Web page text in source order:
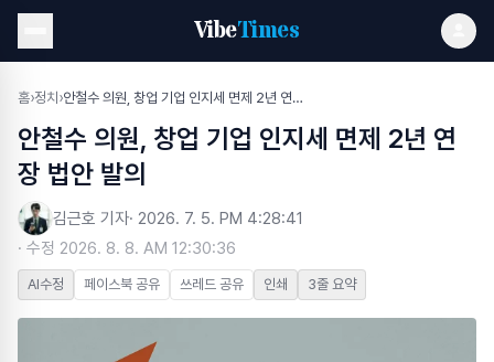
VibeTimes
홈›정치 › 안철수 의원, 창업 기업 인지세 면제 2년 연장 법안 발의
안철수 의원, 창업 기업 인지세 면제 2년 연
장 법안 발의
김근호 기자· 2026. 7. 5. PM 4:28:41
· 수정 2026. 8. 8. AM 12:30:36
AI수정 페이스북 공유 쓰레드 공유 인쇄 3줄 요약